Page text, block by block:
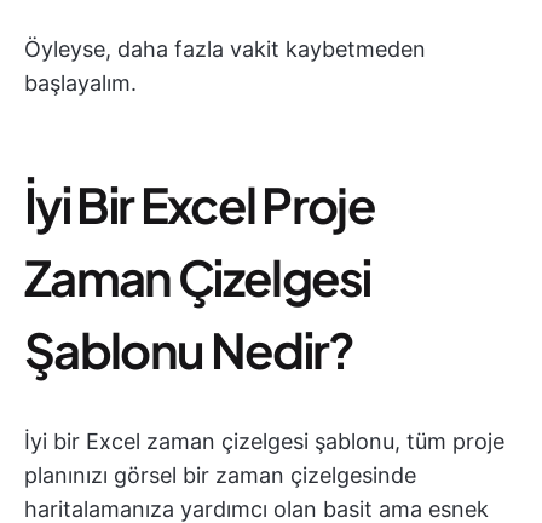
Öyleyse, daha fazla vakit kaybetmeden
başlayalım.
İyi Bir Excel Proje
Zaman Çizelgesi
Şablonu Nedir?
İyi bir Excel zaman çizelgesi şablonu, tüm proje
planınızı görsel bir zaman çizelgesinde
haritalamanıza yardımcı olan basit ama esnek